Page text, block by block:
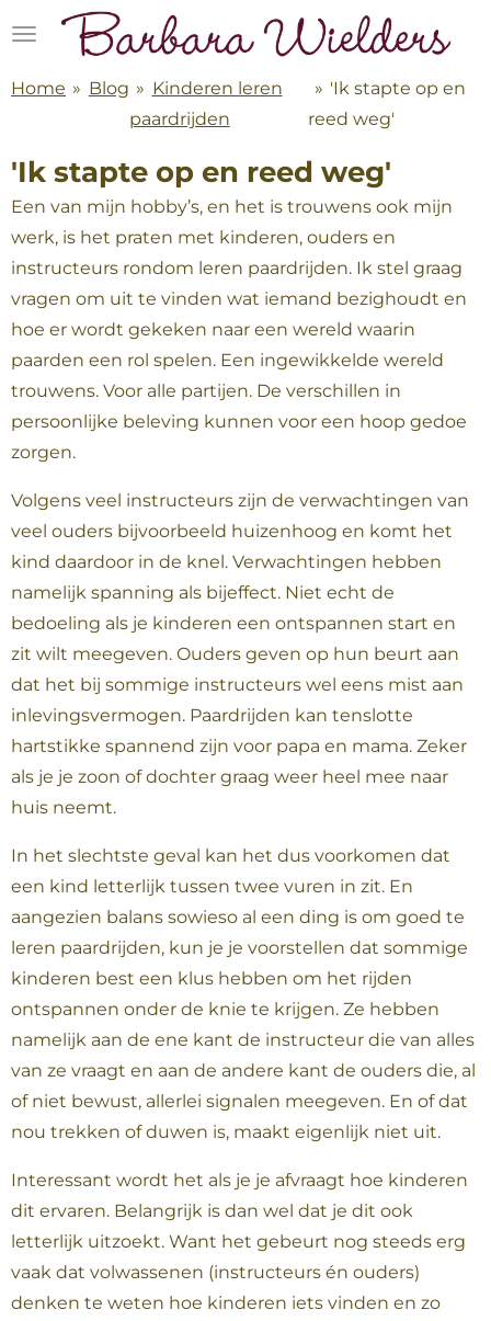
Ga
naar
Home » Blog » Kinderen leren
paardrijden
» 'Ik stapte op en
reed weg'
'Ik stapte op en reed weg'
Een van mijn hobby’s, en het is trouwens ook mijn
werk, is het praten met kinderen, ouders en
instructeurs rondom leren paardrijden. Ik stel graag
vragen om uit te vinden wat iemand bezighoudt en
hoe er wordt gekeken naar een wereld waarin
paarden een rol spelen. Een ingewikkelde wereld
trouwens. Voor alle partijen. De verschillen in
persoonlijke beleving kunnen voor een hoop gedoe
zorgen.
Volgens veel instructeurs zijn de verwachtingen van
veel ouders bijvoorbeeld huizenhoog en komt het
kind daardoor in de knel. Verwachtingen hebben
namelijk spanning als bijeffect. Niet echt de
bedoeling als je kinderen een ontspannen start en
zit wilt meegeven. Ouders geven op hun beurt aan
dat het bij sommige instructeurs wel eens mist aan
inlevingsvermogen. Paardrijden kan tenslotte
hartstikke spannend zijn voor papa en mama. Zeker
als je je zoon of dochter graag weer heel mee naar
huis neemt.
In het slechtste geval kan het dus voorkomen dat
een kind letterlijk tussen twee vuren in zit. En
aangezien balans sowieso al een ding is om goed te
leren paardrijden, kun je je voorstellen dat sommige
kinderen best een klus hebben om het rijden
ontspannen onder de knie te krijgen. Ze hebben
namelijk aan de ene kant de instructeur die van alles
van ze vraagt en aan de andere kant de ouders die, al
of niet bewust, allerlei signalen meegeven. En of dat
nou trekken of duwen is, maakt eigenlijk niet uit.
Interessant wordt het als je je afvraagt hoe kinderen
dit ervaren. Belangrijk is dan wel dat je dit ook
letterlijk uitzoekt. Want het gebeurt nog steeds erg
vaak dat volwassenen (instructeurs én ouders)
denken te weten hoe kinderen iets vinden en zo